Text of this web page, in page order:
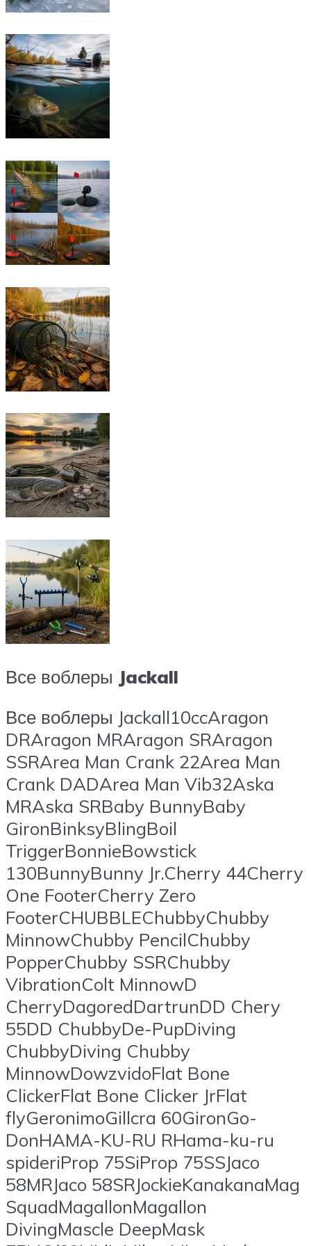
Все воблеры Jackall
Все воблеры Jackall10ccAragon
DRAragon MRAragon SRAragon
SSRArea Man Crank 22Area Man
Crank DADArea Man Vib32Aska
MRAska SRBaby BunnyBaby
GironBinksyBlingBoil
TriggerBonnieBowstick
130BunnyBunny Jr.Cherry 44Cherry
One FooterCherry Zero
FooterCHUBBLEChubbyChubby
MinnowChubby PencilChubby
PopperChubby SSRChubby
VibrationColt MinnowD
CherryDagoredDartrunDD Chery
55DD ChubbyDe-PupDiving
ChubbyDiving Chubby
MinnowDowzvidoFlat Bone
ClickerFlat Bone Clicker JrFlat
flyGeronimoGillcra 60GironGo-
DonHAMA-KU-RU RHama-ku-ru
spideriProp 75SiProp 75SSJaco
58MRJaco 58SRJockieKanakanaMag
SquadMagallonMagallon
DivingMascle DeepMask